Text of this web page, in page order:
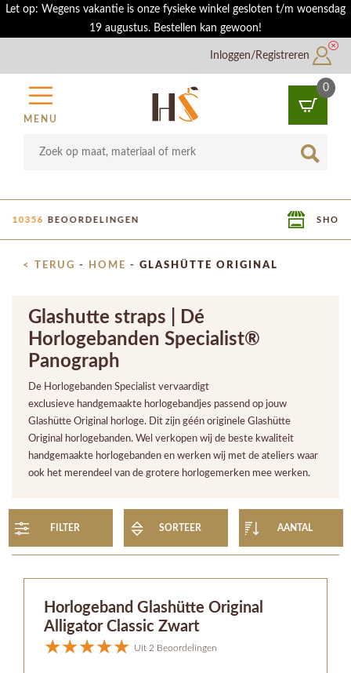
Let op: Wegens vakantie is onze fysieke winkel gesloten t/m woensdag
19 augustus. Bestellen kan gewoon!
Inloggen/Registreren
MENU
0
SHOWROOM IN UTRECHT
< TERUG - HOME - GLASHÜTTE ORIGINAL
Glashutte straps | Dé
Horlogebanden Specialist®
Panograph
De Horlogebanden Specialist vervaardigt
exclusieve handgemaakte horlogebandjes passend op jouw
Glashütte Original horloge. Dit zijn géén originele Glashütte
Original horlogebanden. Wel verkopen wij de beste kwaliteit
handgemaakte horlogebanden en werken wij met de ateliers waar
ook het merendeel van de grotere horlogemerken mee werken.
FILTER SORTEER AANTAL
Horlogeband Glashütte Original
Alligator Classic Zwart
Uit 2 Beoordelingen